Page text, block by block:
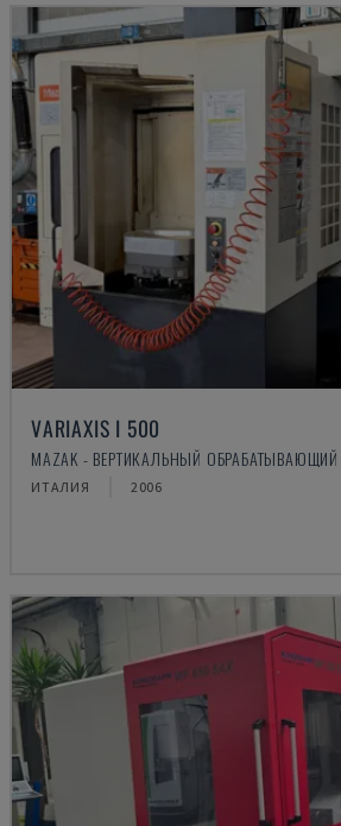
VARIAXIS I 500
MAZAK - ВЕРТИКАЛЬНЫЙ
ИТАЛИЯ 2006